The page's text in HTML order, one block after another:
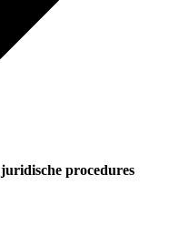
juridische procedures